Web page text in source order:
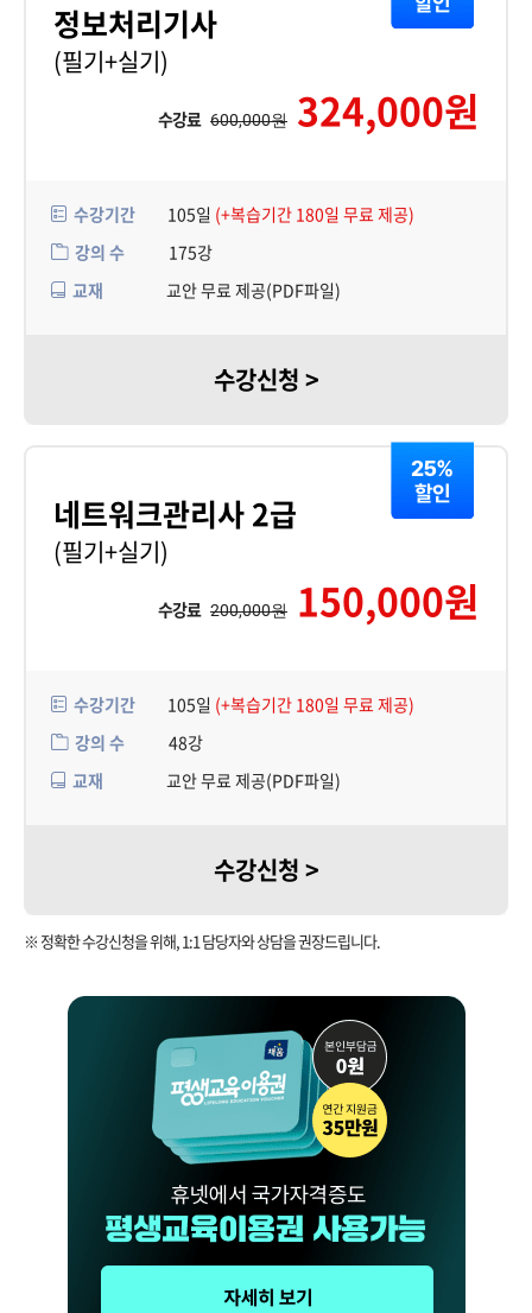
정보처리기사
(필기+실기)
수강료 600,000원 324,000원
수강기간 105일 (+복습기간 180일 무료 제공)
강의 수
175강
교재
교안 무료 제공(PDF파일)
수강신청 >
네트워크관리사 2급
(필기+실기)
수강료 200,000원 150,000원
수강기간 105일 (+복습기간 180일 무료 제공)
강의 수
48강
교재
교안 무료 제공(PDF파일)
수강신청 >
※ 정확한 수강신청을 위해, 1:1 담당자와 상담을 권장드립니다.